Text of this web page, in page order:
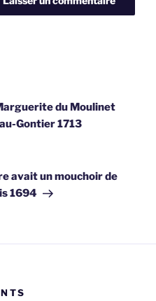
du Moulinet
Gontier 1713
avait un mouchoir de
1694